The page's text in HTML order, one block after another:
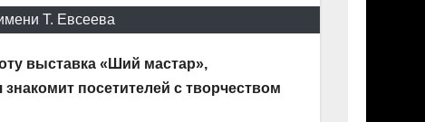
Т. Евсеева
выставка «Ший мастар»,
посетителей с творчеством